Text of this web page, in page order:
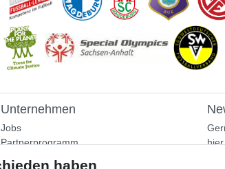
Unternehmen
Jobs
Partnerprogramm